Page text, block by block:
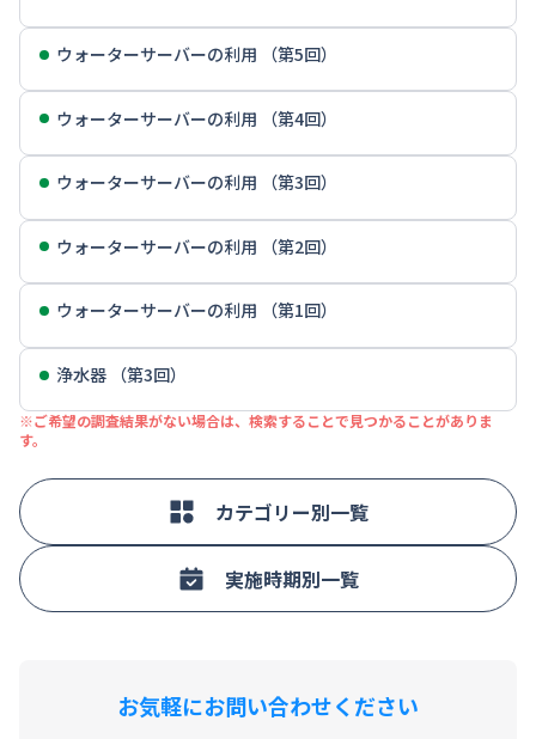
ウォーターサーバーの利用 （第5回）
ウォーターサーバーの利用 （第4回）
ウォーターサーバーの利用 （第3回）
ウォーターサーバーの利用 （第2回）
ウォーターサーバーの利用 （第1回）
浄水器 （第3回）
※ご希望の調査結果がない場合は、検索することで見つかることがありま
す。
カテゴリー別一覧
実施時期別一覧
お気軽にお問い合わせください